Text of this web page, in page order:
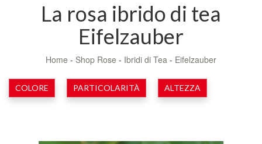
La rosa ibrido di tea
Eifelzauber
Home - Shop Rose - Ibridi di Tea - Eifelzauber
COLORE PARTICOLARITÀ ALTEZZA